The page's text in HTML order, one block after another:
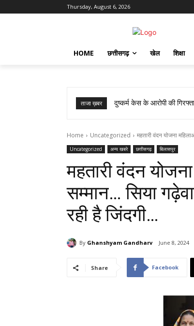
Thursday, August 6, 2026
HOME छत्तीसगढ़ खेल शिक्षा
ताजा ख़बर राजकमल कश्यप को मिली बड़ी
दुष्कर्म केस के आरोपी की
Home Uncategorized महतारी वंदन योजना
Uncategorized अन्य खबरे छत्तीसगढ़ बिलासपुर
महतारी वंदन
सम्मान… सिया
रही है जिंदगी…
By Ghanshyam Gandharv June 8, 2024
Share Facebook